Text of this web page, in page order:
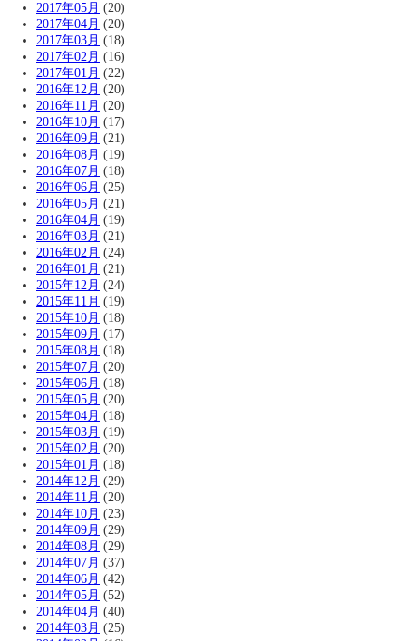
2017年05月 (20)
2017年04月 (20)
2017年03月 (18)
2017年02月 (16)
2017年01月 (22)
2016年12月 (20)
2016年11月 (20)
2016年10月 (17)
2016年09月 (21)
2016年08月 (19)
2016年07月 (18)
2016年06月 (25)
2016年05月 (21)
2016年04月 (19)
2016年03月 (21)
2016年02月 (24)
2016年01月 (21)
2015年12月 (24)
2015年11月 (19)
2015年10月 (18)
2015年09月 (17)
2015年08月 (18)
2015年07月 (20)
2015年06月 (18)
2015年05月 (20)
2015年04月 (18)
2015年03月 (19)
2015年02月 (20)
2015年01月 (18)
2014年12月 (29)
2014年11月 (20)
2014年10月 (23)
2014年09月 (29)
2014年08月 (29)
2014年07月 (37)
2014年06月 (42)
2014年05月 (52)
2014年04月 (40)
2014年03月 (25)